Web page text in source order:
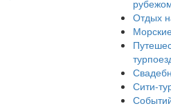
Отдых
Сити-